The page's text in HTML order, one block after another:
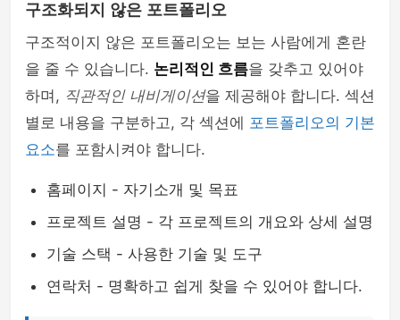
구조화되지 않은 포트폴리오
구조적이지 않은 포트폴리오는 보는 사람에게 혼란
을 줄 수 있습니다. 논리적인 흐름을 갖추고 있어야
하며, 직관적인 내비게이션을 제공해야 합니다. 섹션
별로 내용을 구분하고, 각 섹션에 포트폴리오의 기본
요소를 포함시켜야 합니다.
홈페이지 - 자기소개 및 목표
프로젝트 설명 - 각 프로젝트의 개요와 상세 설명
기술 스택 - 사용한 기술 및 도구
연락처 - 명확하고 쉽게 찾을 수 있어야 합니다.